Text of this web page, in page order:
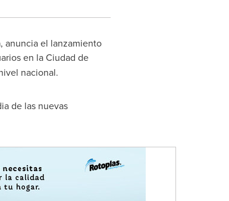
anuncia el lanzamiento
en la Ciudad de
nacional.
de las nuevas